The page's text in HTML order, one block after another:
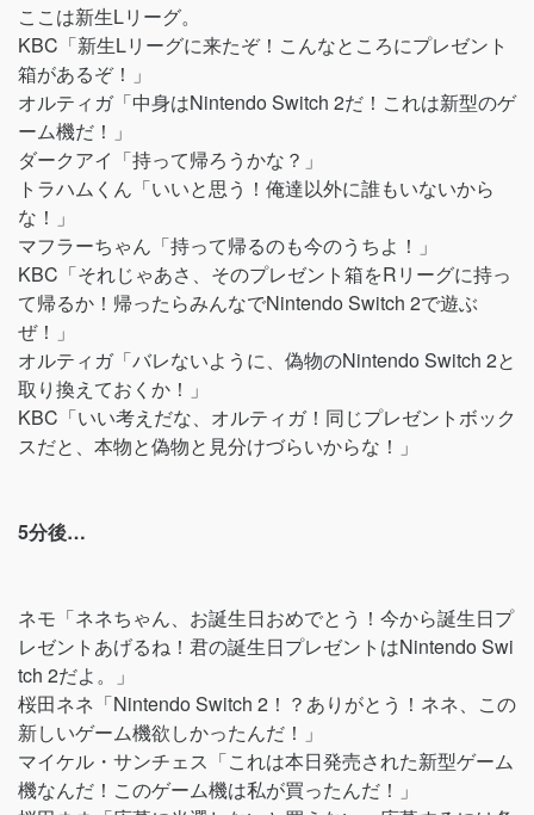
ここは新生Lリーグ。
KBC「新生Lリーグに来たぞ！こんなところにプレゼント
箱があるぞ！」
オルティガ「中身はNintendo Switch 2だ！これは新型のゲ
ーム機だ！」
ダークアイ「持って帰ろうかな？」
トラハムくん「いいと思う！俺達以外に誰もいないから
な！」
マフラーちゃん「持って帰るのも今のうちよ！」
KBC「それじゃあさ、そのプレゼント箱をRリーグに持っ
て帰るか！帰ったらみんなでNintendo Switch 2で遊ぶ
ぜ！」
オルティガ「バレないように、偽物のNintendo Switch 2と
取り換えておくか！」
KBC「いい考えだな、オルティガ！同じプレゼントボック
スだと、本物と偽物と見分けづらいからな！」
5分後…
ネモ「ネネちゃん、お誕生日おめでとう！今から誕生日プ
レゼントあげるね！君の誕生日プレゼントはNintendo Swi
tch 2だよ。」
桜田ネネ「Nintendo Switch 2！？ありがとう！ネネ、この
新しいゲーム機欲しかったんだ！」
マイケル・サンチェス「これは本日発売された新型ゲーム
機なんだ！このゲーム機は私が買ったんだ！」